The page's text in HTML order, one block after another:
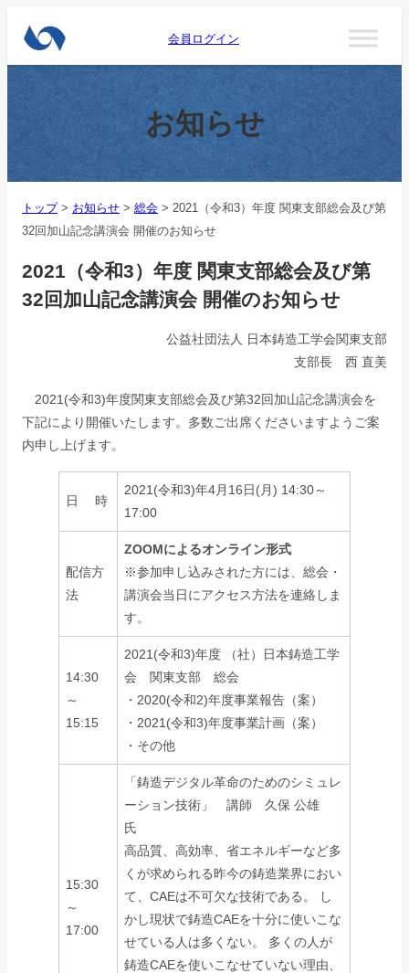
会員ログイン
お知らせ
トップ> お知らせ > 総会 > 2021（令和3）年度 関東支部総会及び第
32回加山記念講演会 開催のお知らせ
2021（令和3）年度 関東支部総会及び第
32回加山記念講演会 開催のお知らせ
公益社団法人 日本鋳造工学会関東支部
支部長 西 直美
2021(令和3)年度関東支部総会及び第32回加山記念講演会を
下記により開催いたします。多数ご出席くださいますようご案
内申し上げます。
日 時
2021(令和3)年4月16日(月) 14:30～
17:00
配信方
法
ZOOMによるオンライン形式
※参加申し込みされた方には、総会・
講演会当日にアクセス方法を連絡しま
す。
14:30
～
15:15
2021(令和3)年度 （社）日本鋳造工学
会 関東支部 総会
・2020(令和2)年度事業報告（案）
・2021(令和3)年度事業計画（案）
・その他
15:30
～
17:00
「鋳造デジタル革命のためのシミュレ
ーション技術」 講師 久保 公雄
氏
高品質、高効率、省エネルギーなど多
くが求められる昨今の鋳造業界におい
て、CAEは不可欠な技術である。 し
かし現状で鋳造CAEを十分に使いこな
せている人は多くない。 多くの人が
鋳造CAEを使いこなせていない理由、